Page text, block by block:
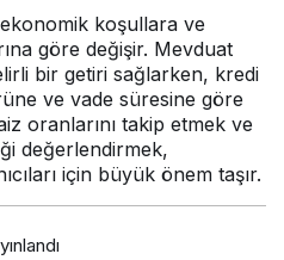
koşullara ve
göre değişir. Mevduat
bir getiri sağlarken, kredi
ve vade süresine göre
oranlarını takip etmek ve
değerlendirmek,
için büyük önem taşır.